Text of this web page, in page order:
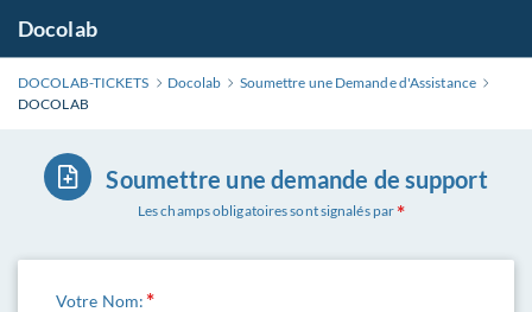
Docolab
DOCOLAB-TICKETS Docolab
Soumettre une Demande d'Assistance
DOCOLAB
Soumettre une demande de support
Les champs obligatoires sont signalés par
Votre Nom: